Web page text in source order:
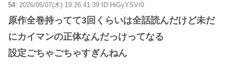
54: 2026/05/07(木) 19:26:41.39 ID:HiGyYSVr0
原作全巻持ってて3回くらいは全話読んだけど未だ
にカイマンの正体なんだっけってなる
設定ごちゃごちゃすぎんねん